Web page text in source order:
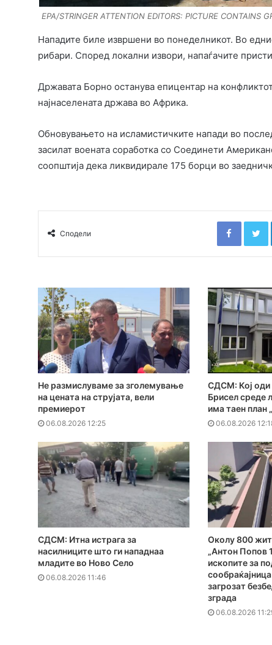
EPA/STRINGER ATTENTION EDITORS: PICTURE CONTAINS
Нападите биле извршени во понеделникот. Во
рибари. Според локални извори, напаѓачите
Државата Борно останува епицентар на
најнаселената држава во Африка.
Обновувањето на исламистичките напади во
засилат воената соработка со Соединети
соопштија дека ликвидирале 175 борци во
Сподели
Не размислуваме за зголемување
на цената на струјата, вели
премиерот
06.08.2026 12:25
СДСМ: Кој оди
Брисел среде
има таен план
06.08.2026
СДСМ: Итна истрага за
насилниците што ги нападнаа
младите во Ново Село
06.08.2026 11:46
Околу 800
„Антон Попов
ископите за
сообраќајница
загрозат
зграда
06.08.2026